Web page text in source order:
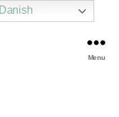
Menu
Danish